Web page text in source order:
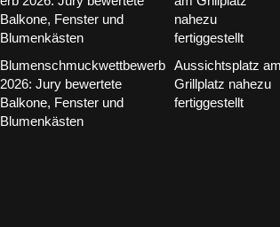
Blumenschmuckwettbewerb
2026: Jury bewertete
Balkone, Fenster und
Blumenkästen
Aussichtsplatz am
Grillplatz nahezu
fertiggestellt